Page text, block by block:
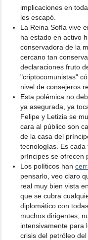
implicaciones en
les escapó.
La Reina Sofía vive
ha estado en activo
conservadora de la
cercano tan
declaraciones fruto
"criptocomunistas"
nivel de consejeros
Esta polémica no
ya asegurada, ya
Felipe y Letizia se
cara al público son
de la casa del
tecnologías. Es
príncipes se ofrecen
Los políticos han
pensarlo, veo claro
real muy bien vista
que se cubra
diplomático con
muchos dirigentes,
intensivamente para
crisis del petróleo